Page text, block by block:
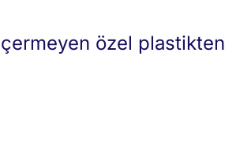
özel plastikten